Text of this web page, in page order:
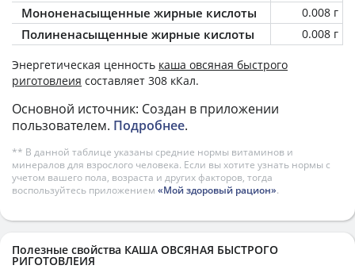
Мононенасыщенные жирные кислоты 0.008 г
Полиненасыщенные жирные кислоты 0.008 г
Энергетическая ценность каша овсяная быстрого
риготовлеия составляет 308 кКал.
Основной источник: Создан в приложении
пользователем. Подробнее.
** В данной таблице указаны средние нормы витаминов и
минералов для взрослого человека. Если вы хотите узнать нормы с
учетом вашего пола, возраста и других факторов, тогда
воспользуйтесь приложением «Мой здоровый рацион».
Полезные свойства КАША ОВСЯНАЯ БЫСТРОГО
РИГОТОВЛЕИЯ